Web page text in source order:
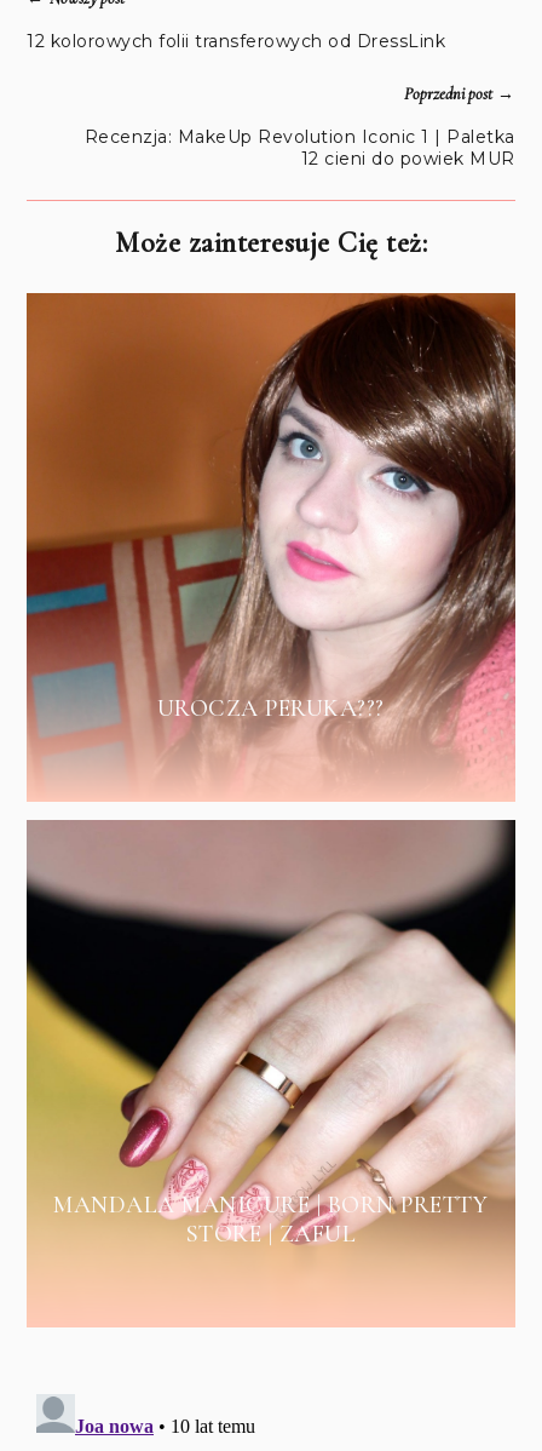
12 kolorowych folii transferowych od DressLink
Poprzedni post→
Recenzja: MakeUp Revolution Iconic 1 | Paletka
12 cieni do powiek MUR
Może zainteresuje Cię też:
UROCZA PERUKA???
MANDALA MANICURE | BORN PRETTY
STORE | ZAFUL